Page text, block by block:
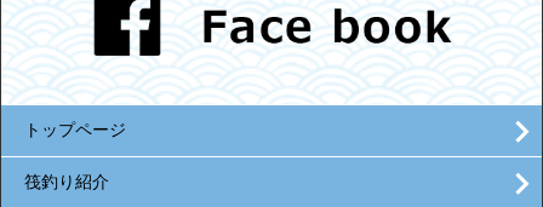
トップページ
筏釣り紹介